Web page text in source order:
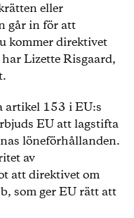
eller
går in för att
kommer direktivet
Lizette Risgaard,
artikel 153 i EU:s
EU att lagstifta
löneförhållanden.
av
att direktivet om
som ger EU rätt att